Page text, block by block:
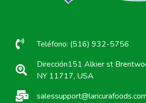
Teléfono: (516) 932-5756
Dirección151 Alkier st
NY 11717, USA